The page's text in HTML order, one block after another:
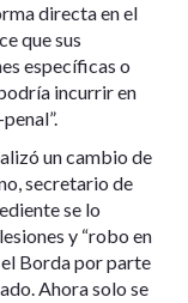
directa en el
que sus
específicas o
incurrir en
un cambio de
secretario de
se lo
y “robo en
Borda por parte
Ahora solo se